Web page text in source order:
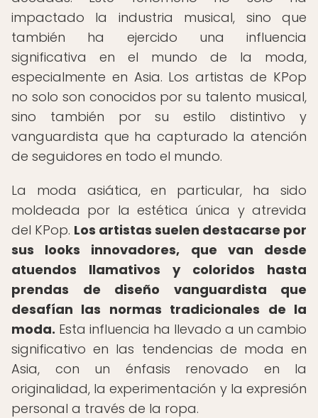
impactado la industria musical, sino que
también ha ejercido una influencia
significativa en el mundo de la moda,
especialmente en Asia. Los artistas de KPop
no solo son conocidos por su talento musical,
sino también por su estilo distintivo y
vanguardista que ha capturado la atención
de seguidores en todo el mundo.
La moda asiática, en particular, ha sido
moldeada por la estética única y atrevida
del KPop. Los artistas suelen destacarse por
sus looks innovadores, que van desde
atuendos llamativos y coloridos hasta
prendas de diseño vanguardista que
desafían las normas tradicionales de la
moda. Esta influencia ha llevado a un cambio
significativo en las tendencias de moda en
Asia, con un énfasis renovado en la
originalidad, la experimentación y la expresión
personal a través de la ropa.